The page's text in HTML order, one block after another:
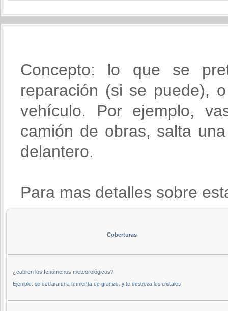
Concepto: lo que se
reparación (si se puede),
vehículo. Por ejemplo,
camión de obras, salta
delantero.
Para mas detalles sobre
Coberturas
¿cubren los fenómenos meteorológicos?
Ejemplo: se declara una tormenta de granizo, y te destroza los cristales